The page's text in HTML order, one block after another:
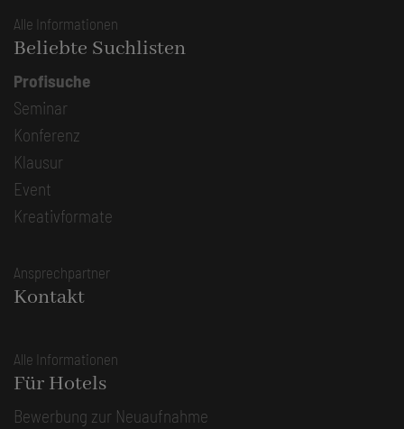
Alle Informationen
Beliebte Suchlisten
Profisuche
Seminar
Konferenz
Klausur
Event
Kreativformate
Ansprechpartner
Kontakt
Alle Informationen
Für Hotels
Bewerbung zur Neuaufnahme